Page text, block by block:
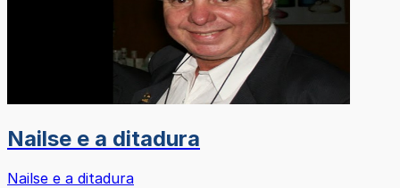
Nailse e a ditadura
Nailse e a ditadura